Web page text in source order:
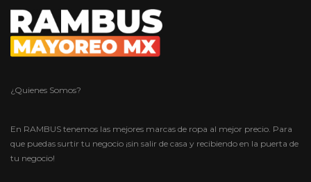
¿Quienes Somos?
En RAMBUS tenemos las mejores marcas de ropa al mejor precio. Para
que puedas surtir tu negocio ¡sin salir de casa y recibiendo en la puerta de
tu negocio!